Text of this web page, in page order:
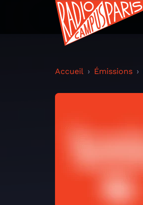
Accueil Émissions